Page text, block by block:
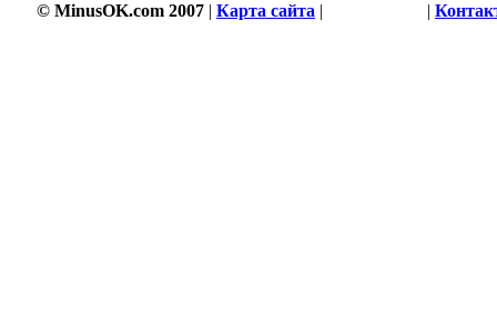
© MinusOK.com 2007 | Карта сайта | |